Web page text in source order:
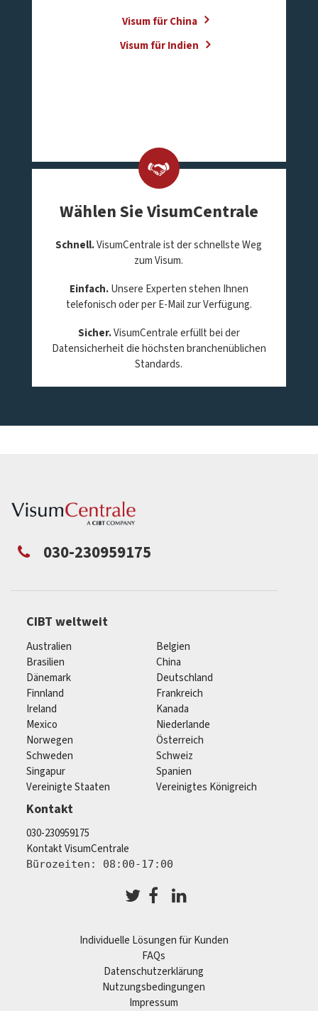
Visum für China
Visum für Indien
Wählen Sie VisumCentrale
Schnell.VisumCentrale ist der schnellste Weg
zum Visum.
Einfach.Unsere Experten stehen Ihnen
telefonisch oder per E-Mail zur Verfügung.
Sicher.VisumCentrale erfüllt bei der
Datensicherheit die höchsten branchenüblichen
Standards.
030-230959175
CIBT weltweit
Australien
Belgien
Brasilien
China
Dänemark
Deutschland
Finnland
Frankreich
Ireland
Kanada
Mexico
Niederlande
Norwegen
Österreich
Schweden
Schweiz
Singapur
Spanien
Vereinigte Staaten
Vereinigtes Königreich
Kontakt
030-230959175
Kontakt VisumCentrale
Bürozeiten: 08:00-17:00
Individuelle Lösungen für Kunden
FAQs
Datenschutzerklärung
Nutzungsbedingungen
Impressum